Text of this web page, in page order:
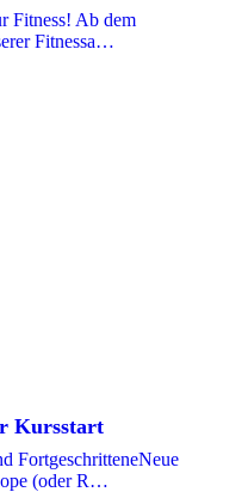
Fitness! Ab dem
Fitnessa…
Kursstart
FortgeschritteneNeue
(oder R…